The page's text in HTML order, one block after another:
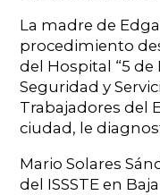
La madre de
procedimiento
del Hospital “5
Seguridad y
Trabajadores del
ciudad, le
Mario Solares
del ISSSTE en